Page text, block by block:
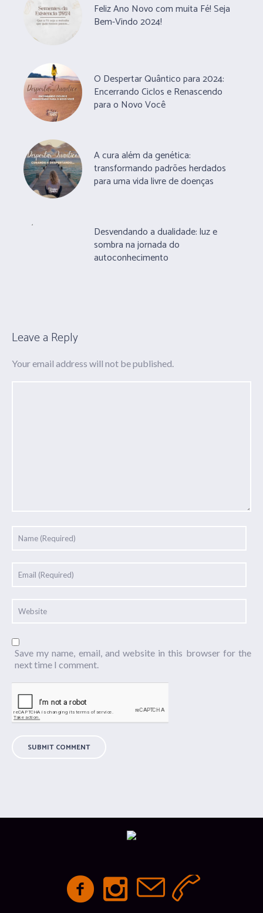
Feliz Ano Novo com muita Fé! Seja
Bem-Vindo 2024!
O Despertar Quântico para 2024:
Encerrando Ciclos e Renascendo
para o Novo Você
A cura além da genética:
transformando padrões herdados
para uma vida livre de doenças
Desvendando a dualidade: luz e
sombra na jornada do
autoconhecimento
Leave a Reply
Your email address will not be published.
Save my name, email, and website in this browser for the
next time I comment.